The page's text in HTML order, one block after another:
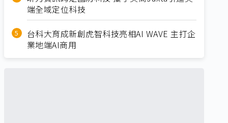
端全域定位科技
台科大育成新創虎智科技亮相AI WAVE 主打企
業地端AI商用